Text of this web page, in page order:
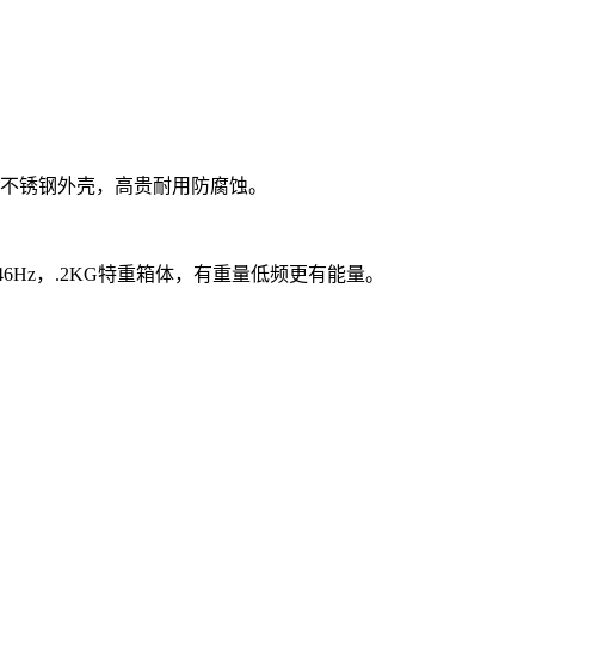
锈钢外壳，高贵耐用防腐蚀。
， .2KG特重箱体，有重量低频更有能量。